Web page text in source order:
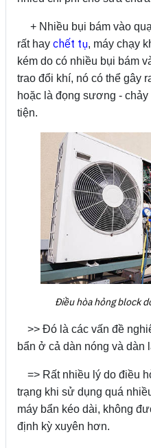
+ Nhiều bụi bám vào
rất hay chết tụ, máy chạy
kém do có nhiều bụi bám
trao đổi khí, nó có thể gây
hoặc là đọng sương -
tiện.
Điều hòa hỏng block
>> Đó là các vấn đề
bẩn ở cả dàn nóng và dàn
=> Rất nhiều lý do điều
trạng khi sử dụng quá
máy bẩn kéo dài, không
định kỳ xuyên hơn.